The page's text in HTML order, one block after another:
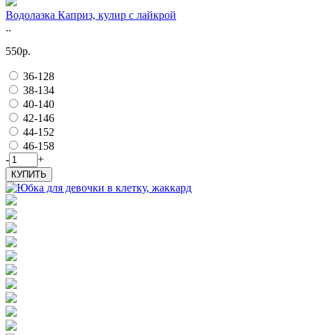
Водолазка Каприз, кулир с лайкрой
..
550р.
36-128
38-134
40-140
42-146
44-152
46-158
-
+
КУПИТЬ